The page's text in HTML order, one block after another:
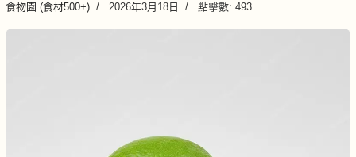
食物園 (食材500+) 2026年3月18日 點擊數: 493